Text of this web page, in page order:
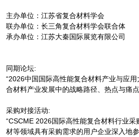
主办单位：江苏省复合材料学会
联办单位：长三角复合材料学会联合体
承办单位：江苏大秦国际展览有限公司
同期论坛:
“2026中国国际高性能复合材料产业与应
合材料产业发展中的战略路径、热点与痛
采购对接活动:
“CSCME 2026国际高性能复合材料行业
材等领域具有采购需求的用户企业深入地